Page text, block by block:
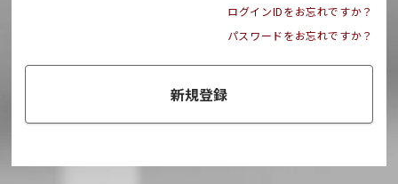
ログインIDをお忘れですか？
パスワードをお忘れですか？
新規登録